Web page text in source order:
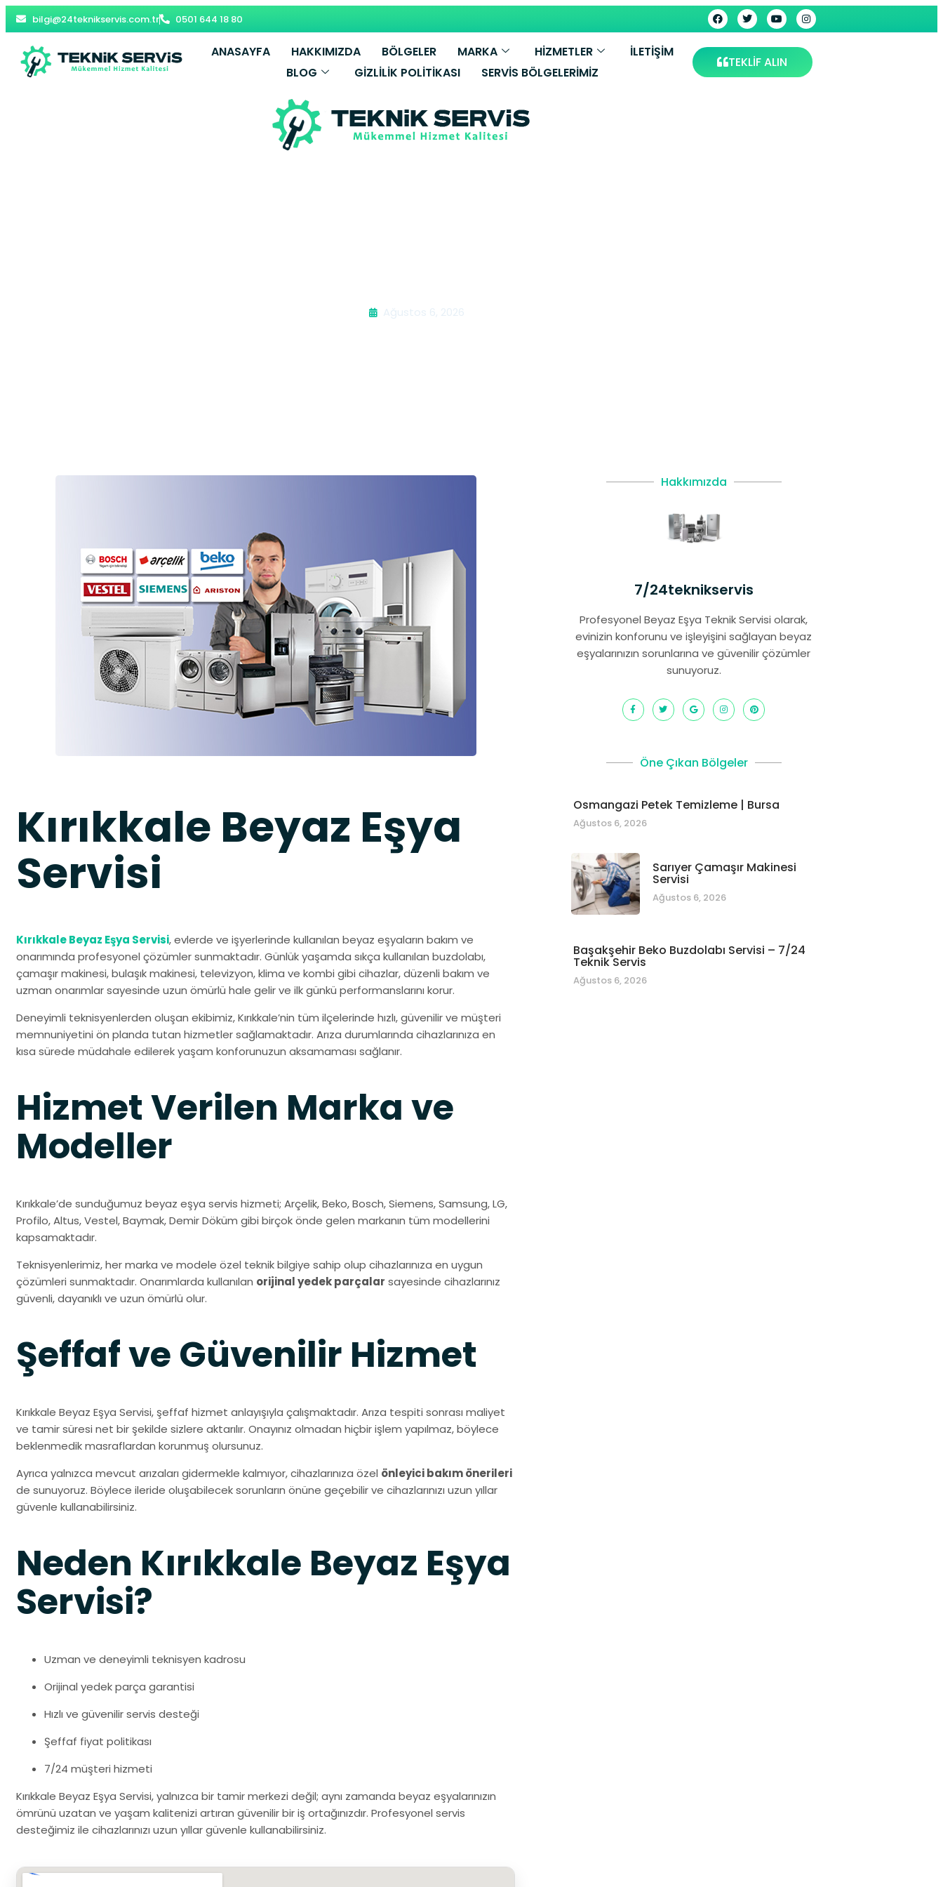
bilgi@24teknikservis.com.tr 0501 644 18 80
ANASAYFA HAKKIMIZDA BÖLGELER MARKA HİZMETLER
İLETIŞIM
BLOG
GIZLILIK POLITIKASI SERVIS BÖLGELERIMIZ
TEKLİF ALIN
Ağustos 6, 2026
Kırıkkale Beyaz Eşya
Servisi
Kırıkkale Beyaz Eşya Servisi, evlerde ve işyerlerinde kullanılan beyaz eşyaların bakım ve
onarımında profesyonel çözümler sunmaktadır. Günlük yaşamda sıkça kullanılan buzdolabı,
çamaşır makinesi, bulaşık makinesi, televizyon, klima ve kombi gibi cihazlar, düzenli bakım ve
uzman onarımlar sayesinde uzun ömürlü hale gelir ve ilk günkü performanslarını korur.
Deneyimli teknisyenlerden oluşan ekibimiz, Kırıkkale’nin tüm ilçelerinde hızlı, güvenilir ve müşteri
memnuniyetini ön planda tutan hizmetler sağlamaktadır. Arıza durumlarında cihazlarınıza en
kısa sürede müdahale edilerek yaşam konforunuzun aksamaması sağlanır.
Hizmet Verilen Marka ve
Modeller
Kırıkkale’de sunduğumuz beyaz eşya servis hizmeti; Arçelik, Beko, Bosch, Siemens, Samsung, LG,
Profilo, Altus, Vestel, Baymak, Demir Döküm gibi birçok önde gelen markanın tüm modellerini
kapsamaktadır.
Teknisyenlerimiz, her marka ve modele özel teknik bilgiye sahip olup cihazlarınıza en uygun
çözümleri sunmaktadır. Onarımlarda kullanılan orijinal yedek parçalar sayesinde cihazlarınız
güvenli, dayanıklı ve uzun ömürlü olur.
Şeffaf ve Güvenilir Hizmet
Kırıkkale Beyaz Eşya Servisi, şeffaf hizmet anlayışıyla çalışmaktadır. Arıza tespiti sonrası maliyet
ve tamir süresi net bir şekilde sizlere aktarılır. Onayınız olmadan hiçbir işlem yapılmaz, böylece
beklenmedik masraflardan korunmuş olursunuz.
Ayrıca yalnızca mevcut arızaları gidermekle kalmıyor, cihazlarınıza özel önleyici bakım önerileri
de sunuyoruz. Böylece ileride oluşabilecek sorunların önüne geçebilir ve cihazlarınızı uzun yıllar
güvenle kullanabilirsiniz.
Neden Kırıkkale Beyaz Eşya
Servisi?
Uzman ve deneyimli teknisyen kadrosu
Orijinal yedek parça garantisi
Hızlı ve güvenilir servis desteği
Şeffaf fiyat politikası
7/24 müşteri hizmeti
Kırıkkale Beyaz Eşya Servisi, yalnızca bir tamir merkezi değil; aynı zamanda beyaz eşyalarınızın
ömrünü uzatan ve yaşam kalitenizi artıran güvenilir bir iş ortağınızdır. Profesyonel servis
desteğimiz ile cihazlarınızı uzun yıllar güvenle kullanabilirsiniz.
Hakkımızda
7/24teknikservis
Profesyonel Beyaz Eşya Teknik Servisi olarak,
evinizin konforunu ve işleyişini sağlayan beyaz
eşyalarınızın sorunlarına ve güvenilir çözümler
sunuyoruz.
Öne Çıkan Bölgeler
Osmangazi Petek Temizleme | Bursa
Ağustos 6, 2026
Sarıyer Çamaşır Makinesi
Servisi
Ağustos 6, 2026
Başakşehir Beko Buzdolabı Servisi – 7/24
Teknik Servis
Ağustos 6, 2026